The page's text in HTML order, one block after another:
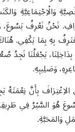
وَالْاِجْتِمَاعِيَّةِ
نَحْنُ نَعْرِفُ
بِهِ بِمَا يَكْفِي.
يَجْعَلُنَا نَجِدُ
وَصَلِيبِهِ.
الاِعْتِرَافَ بِأَنَّ
هُوَ السَّيْرُ فِي
وَالمَحَبَّةِ.